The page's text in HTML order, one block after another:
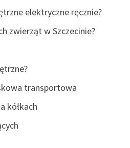
elektryczne ręcznie?
zwierząt w Szczecinie?
transportowa
kółkach